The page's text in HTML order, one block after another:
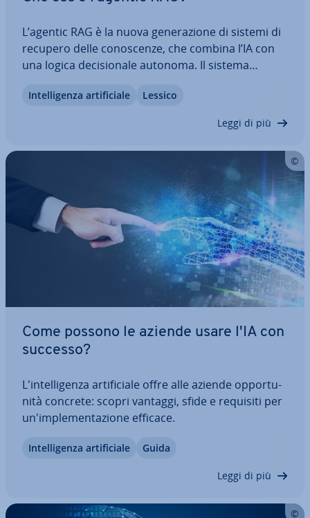
L’agentic RAG è la nuova ge­ne­ra­zio­ne di sistemi di
recupero delle co­no­scen­ze, che combina l’IA con
una logica de­ci­sio­na­le autonoma. Il sistema
mancanti e accede in modo dinamico a fonti di
In­tel­li­gen­za ar­ti­fi­cia­le Lessico
Leggi di più
Come possono le aziende usare l'IA con
successo?
L'in­tel­li­gen­za ar­ti­fi­cia­le offre alle aziende op­por­tu­
ni­tà concrete: scopri vantaggi, sfide e requisiti per
un'im­ple­men­ta­zio­ne efficace.
In­tel­li­gen­za ar­ti­fi­cia­le Guida
Leggi di più